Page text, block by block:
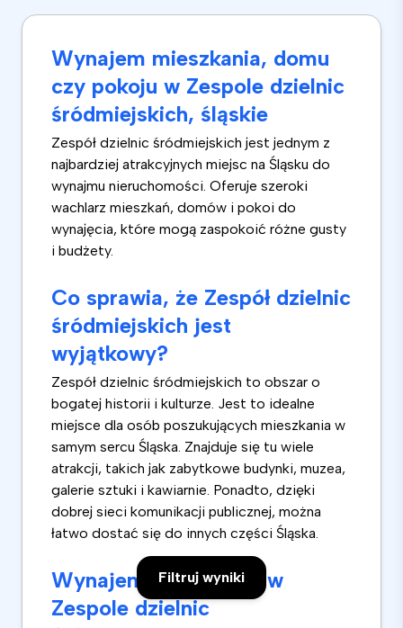
Filtruj wyniki
Wynajem mieszkania, domu
czy pokoju w Zespole dzielnic
śródmiejskich, śląskie
Zespół dzielnic śródmiejskich jest jednym z
najbardziej atrakcyjnych miejsc na Śląsku do
wynajmu nieruchomości. Oferuje szeroki
wachlarz mieszkań, domów i pokoi do
wynajęcia, które mogą zaspokoić różne gusty
i budżety.
Co sprawia, że Zespół dzielnic
śródmiejskich jest
wyjątkowy?
Zespół dzielnic śródmiejskich to obszar o
bogatej historii i kulturze. Jest to idealne
miejsce dla osób poszukujących mieszkania w
samym sercu Śląska. Znajduje się tu wiele
atrakcji, takich jak zabytkowe budynki, muzea,
galerie sztuki i kawiarnie. Ponadto, dzięki
dobrej sieci komunikacji publicznej, można
łatwo dostać się do innych części Śląska.
Wynajem mieszkania w
Zespole dzielnic